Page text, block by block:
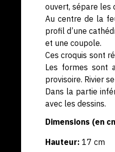
ouvert, sépare les
Au centre de la
profil d’une
et une coupole.
Ces croquis sont
Les formes sont
provisoire. Rivier
Dans la partie
avec les dessins.
Dimensions (en
Hauteur: 17 cm